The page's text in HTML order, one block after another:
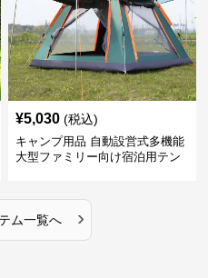
¥5,030 (税込)
キャンプ用品 自動設営式多機能
大型ファミリー向け宿泊用テン
ム一覧へ ›